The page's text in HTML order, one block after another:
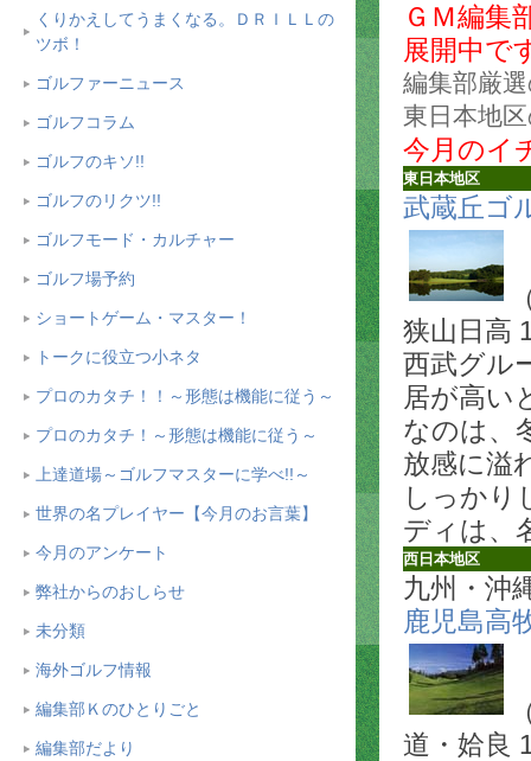
くりかえしてうまくなる。ＤＲＩＬＬの
ツボ！
ゴルファーニュース
ゴルフコラム
ゴルフのキソ!!
ゴルフのリクツ!!
ゴルフモード・カルチャー
ゴルフ場予約
ショートゲーム・マスター！
トークに役立つ小ネタ
プロのカタチ！！～形態は機能に従う～
プロのカタチ！～形態は機能に従う～
上達道場～ゴルフマスターに学べ!!～
世界の名プレイヤー【今月のお言葉】
今月のアンケート
弊社からのおしらせ
未分類
海外ゴルフ情報
編集部Ｋのひとりごと
編集部だより
ＧＭ編集
展開中で
編集部厳
東日本地
今月のイ
東日本地区
武蔵丘ゴ
狭山日高
西武グル
居が高い
なのは、
放感に溢
しっかり
ディは、
西日本地区
九州・沖
鹿児島高
道・姶良